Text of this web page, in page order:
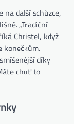
na další schůzce,
„Tradiční
Christel, když
konečkům.
díky
chuť to